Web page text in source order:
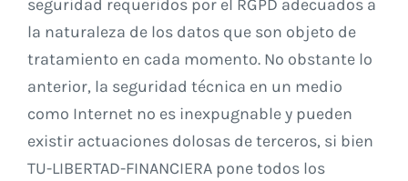
seguridad requeridos por el RGPD adecuados a
la naturaleza de los datos que son objeto de
tratamiento en cada momento. No obstante lo
anterior, la seguridad técnica en un medio
como Internet no es inexpugnable y pueden
existir actuaciones dolosas de terceros, si bien
TU-LIBERTAD-FINANCIERA pone todos los